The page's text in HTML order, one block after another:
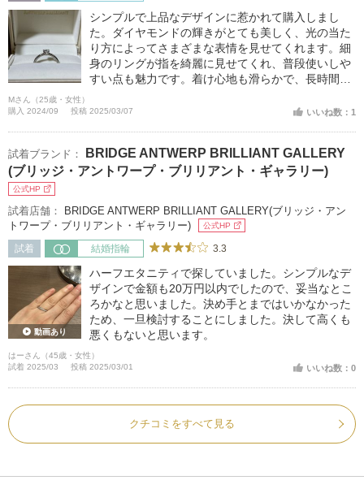
シンプルで上品なデザインに惹かれて購入しまし
た。ダイヤモンドの輝きがとても美しく、光の当た
り方によってさまざまな表情を見せてくれます。細
身のリングが指を綺麗に見せてくれ、普段使いしや
すい点も魅力です。着け心地も滑らかで、長時間つ
と思える素敵な指輪に出会えて本当に良かったで
Mさん（25歳・女性）
購入 2024/09
投稿 2025/03/07 いいね数：1
試着ブランド：
BRIDGE ANTWERP BRILLIANT GALLERY
(ブリッジ・アントワープ・ブリリアント・ギャラリー)
公式HP
試着店舗：
BRIDGE ANTWERP BRILLIANT GALLERY(ブリッジ・アン
トワープ・ブリリアント・ギャラリー)
公式HP
試着 結婚指輪 3.3
動画あり
ハーフエタニティで探していました。シンプルなデ
ザインで金額も20万円以内でしたので、妥当なとこ
ろかなと思いました。決め手とまではいかなかった
ため、一旦検討することにしました。決して高くも
悪くもないと思います。
はーさん（45歳・女性）
試着 2025/03
投稿 2025/03/01 いいね数：0
クチコミをすべて見る